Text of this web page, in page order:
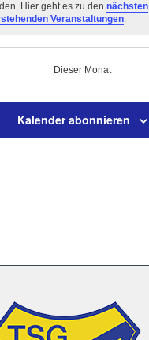
Hier geht es zu den nächsten
Veranstaltungen.
Dieser Monat
Kalender abonnieren